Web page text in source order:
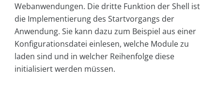
Webanwendungen. Die dritte Funktion der Shell ist
die Implementierung des Startvorgangs der
Anwendung. Sie kann dazu zum Beispiel aus einer
Konfigurationsdatei einlesen, welche Module zu
laden sind und in welcher Reihenfolge diese
initialisiert werden müssen.